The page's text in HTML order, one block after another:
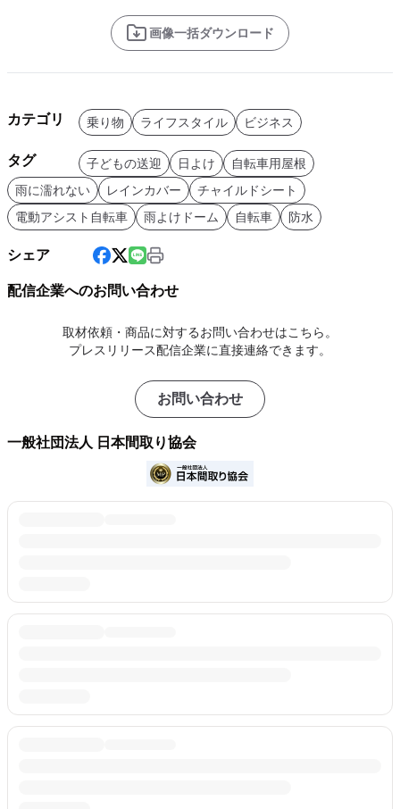
画像一括ダウンロード
カテゴリ 乗り物 ライフスタイル ビジネス
タグ 子どもの送迎 日よけ
自転車用屋根
雨に濡れない
レインカバー
チャイルドシート
電動アシスト自転車
雨よけドーム 自転車 防水
シェア
配信企業へのお問い合わせ
取材依頼・商品に対するお問い合わせはこちら。
プレスリリース配信企業に直接連絡できます。
お問い合わせ
一般社団法人 日本間取り協会